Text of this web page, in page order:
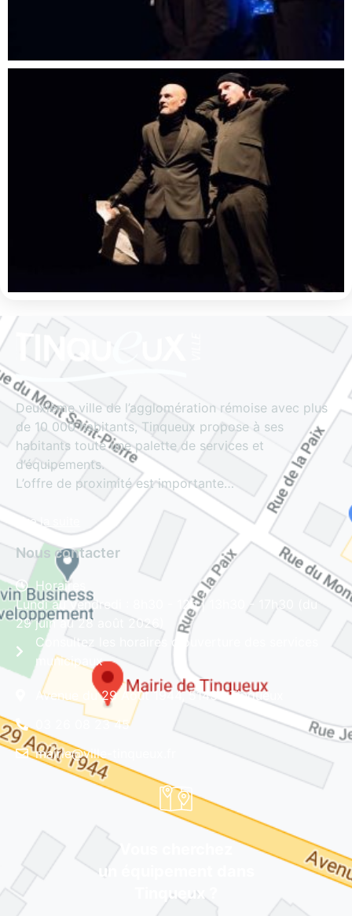
Deuxième ville de l’agglomération rémoise avec plus
de 10 000 habitants, Tinqueux propose à ses
habitants toute une palette de services et
d’équipements.
L’offre de proximité est importante…
Lire la suite
Nous contacter
Horaires
Lundi au vendredi : 8h30 - 12h | 13h30 - 17h30 (du
29 juin au 28 août 2026)
Consultez les horaires d'ouverture des services
municipaux
Avenue du 29 Août 1944, 51430 Tinqueux
03 26 08 23 45
mairie@ville-tinqueux.fr
Vous cherchez
un équipement dans
Tinqueux ?